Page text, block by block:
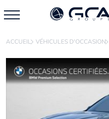
ACCUEIL VÉHICULES D'OCCASION